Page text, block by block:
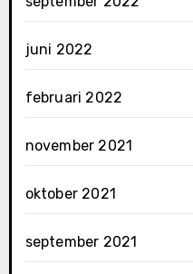
juni 2022
februari 2022
november 2021
oktober 2021
september 2021